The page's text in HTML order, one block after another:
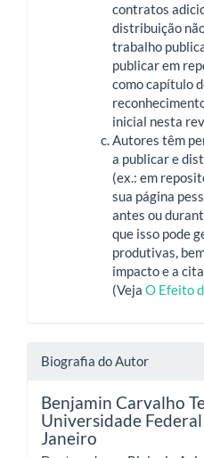
contratos
distribuição
trabalho
publicar em
como capítulo
inicial nesta
Autores têm
a publicar e
(ex.: em
sua página
antes ou
que isso pode
produtivas,
impacto e a
(Veja O Efeito
Biografia do Autor
Benjamin Carvalho
Universidade
Janeiro